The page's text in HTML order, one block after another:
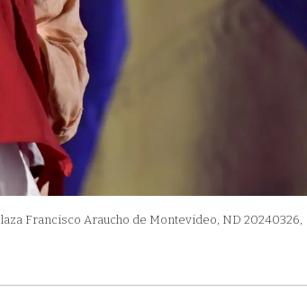
Francisco Araucho de Montevideo, ND 20240326,